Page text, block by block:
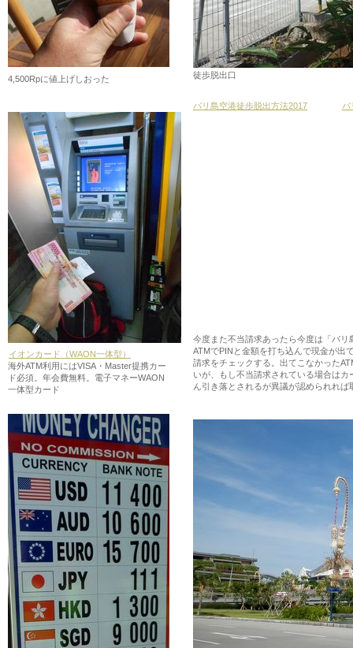
徒歩脱出口 サ
バリ島空港徒歩脱出方法2017 バ
今度また不当請求あったら今度は「バ
ATMでPINと金額を打ち込んで現金が出
請求をチェックする。出てこなかった
いが、もし不当請求されている場合は
ん引き落とされるが異議が認められれ
4,500Rpに値上げしおった
イオンカード（WAON一体型）
海外ATM利用にはVISA・Master提携カー
ド必須。年会費無料。電子マネーWAON
一体型カード